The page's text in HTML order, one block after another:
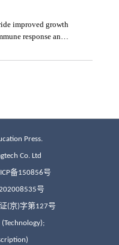
Press.
Co. Ltd
备150856号
号
(京)字第127号